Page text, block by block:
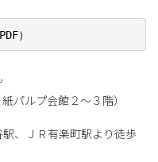
）
プ会館２～３階）
、ＪＲ有楽町駅より徒歩